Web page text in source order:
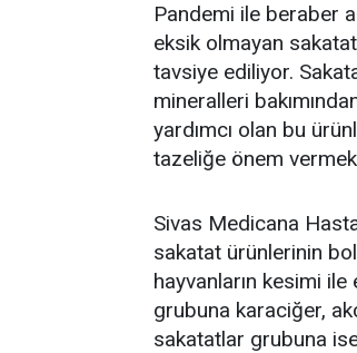
Pandemi ile beraber
eksik olmayan
tavsiye ediliyor.
mineralleri
yardımcı olan bu
tazeliğe önem
Sivas Medicana
sakatat ürünlerinin
hayvanların kesimi ile
grubuna karaciğer,
sakatatlar grubuna